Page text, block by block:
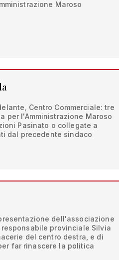
Maroso
Centro Commerciale: tre
per l'Amministrazione Maroso
Pasinato o collegate a
dal precedente sindaco
dell'associazione
responsabile provinciale Silvia
del centro destra, e di
far rinascere la politica